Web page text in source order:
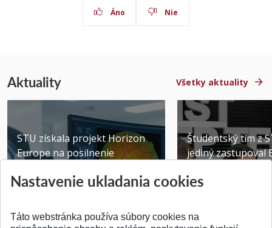
Áno Nie
Aktuality Všetky aktuality
STU získala projekt Horizon
Europe na posilnenie
Publikované 31.07.2026
Študentský tím z
jediný zastupoval
Publikované
Nastavenie ukladania cookies
Táto webstránka používa súbory cookies na